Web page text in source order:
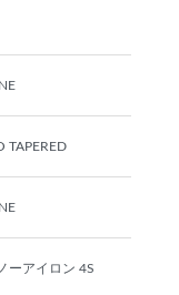
TAPERED
ーアイロン 4S